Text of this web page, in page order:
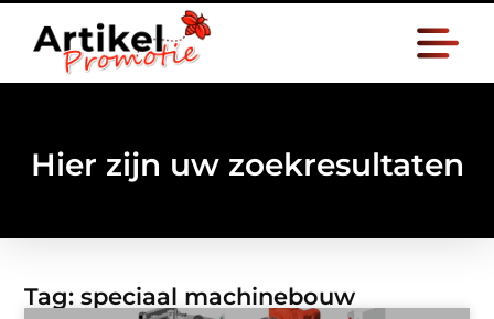
Hier zijn uw zoekresultaten
Tag: speciaal machinebouw